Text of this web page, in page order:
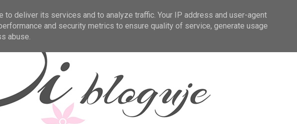
deliver its services and to analyze traffic. Your IP address and user-agent
and security metrics to ensure quality of service, generate usage
abuse.